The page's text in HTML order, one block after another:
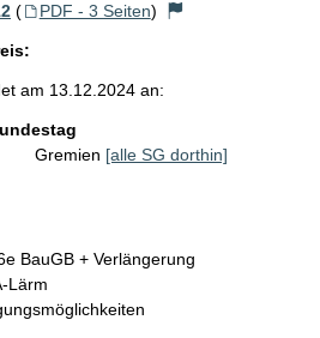
( PDF - 3 Seiten)
am 13.12.2024 an:
Gremien [alle SG dorthin]
BauGB + Verlängerung
Lärm